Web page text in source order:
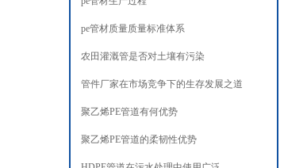
pe管材质量质量标准体系
农田灌溉管是否对土壤有污染
管件厂家在市场竞争下的生存发展之道
聚乙烯PE管道有何优势
聚乙烯PE管道的柔韧性优势